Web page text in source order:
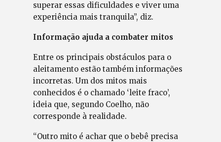
superar essas dificuldades e viver uma
experiência mais tranquila”, diz.
Informação ajuda a combater mitos
Entre os principais obstáculos para o
aleitamento estão também informações
incorretas. Um dos mitos mais
conhecidos é o chamado ‘leite fraco’,
ideia que, segundo Coelho, não
corresponde à realidade.
“Outro mito é achar que o bebê precisa